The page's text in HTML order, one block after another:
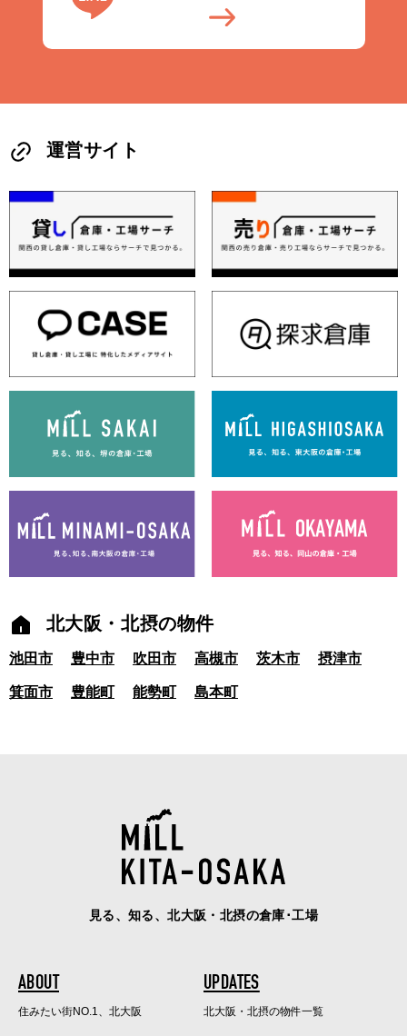
運営サイト
北大阪・北摂の物件
池田市 豊中市 吹田市 高槻市 茨木市 摂津市
箕面市 豊能町 能勢町 島本町
見る、知る、北大阪・北摂の倉庫･工場
ABOUT
住みたい街NO.1、北大阪
UPDATES
北大阪・北摂の物件一覧